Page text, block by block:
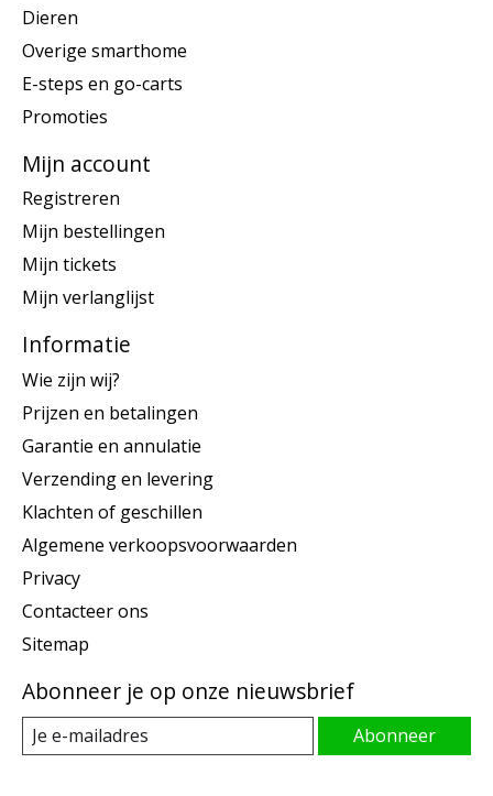
Dieren
Overige smarthome
E-steps en go-carts
Promoties
Mijn account
Registreren
Mijn bestellingen
Mijn tickets
Mijn verlanglijst
Informatie
Wie zijn wij?
Prijzen en betalingen
Garantie en annulatie
Verzending en levering
Klachten of geschillen
Algemene verkoopsvoorwaarden
Privacy
Contacteer ons
Sitemap
Abonneer je op onze nieuwsbrief
Abonneer